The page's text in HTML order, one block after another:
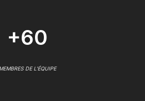
+60
DE L'ÉQUIPE